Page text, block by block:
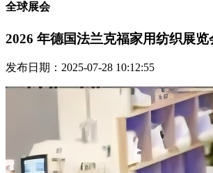
全球展会
2026 年德国法兰克福家用纺织展览
发布日期：2025-07-28 10:12:55